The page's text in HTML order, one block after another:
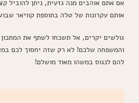
אם אתם אוהבים מנה גזעית, ניתן להוביל
אותם עקרונות של טלה בתוספת קוויאר
גולשים יקרים, אל תשכחו לשתף את
והמשפחה שלכם! לא רק שזה יחסוך לכם
להם לנגוס במשהו מאוד מושלם!